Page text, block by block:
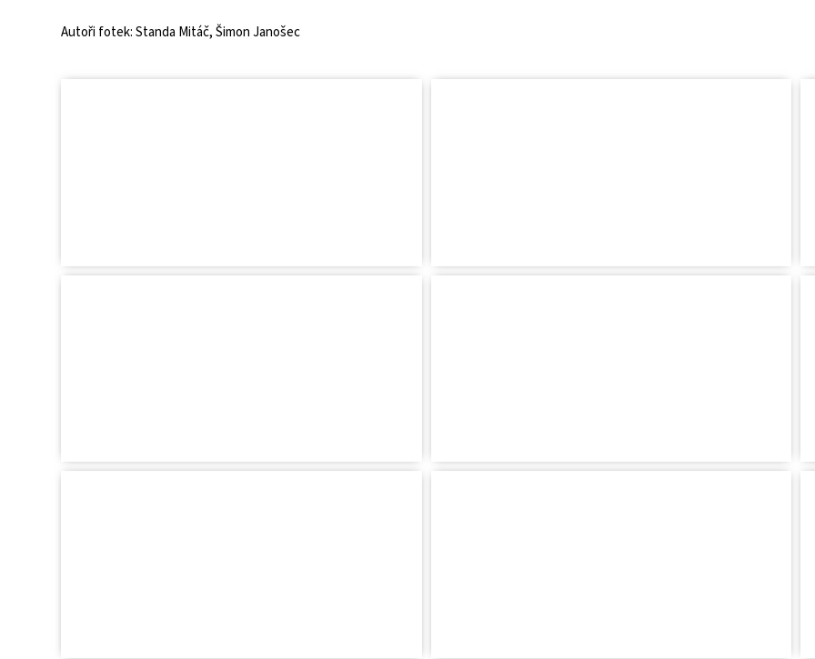
Autoři fotek: Standa Mitáč, Šimon Janošec